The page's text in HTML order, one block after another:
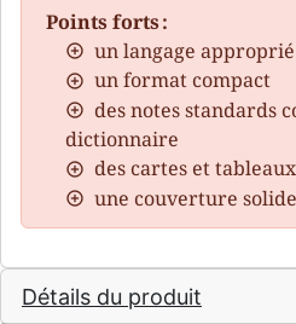
Points forts :
un langage
un format compact
des notes standards
dictionnaire
des cartes et tableaux
une couverture
Détails du produit